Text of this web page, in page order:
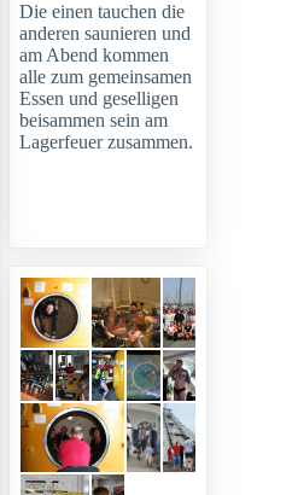
Die einen tauchen die
anderen saunieren und
am Abend kommen
alle zum gemeinsamen
Essen und geselligen
beisammen sein am
Lagerfeuer zusammen.